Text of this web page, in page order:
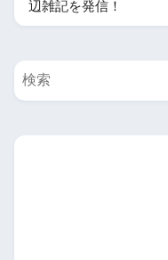
辺雑記を発信！